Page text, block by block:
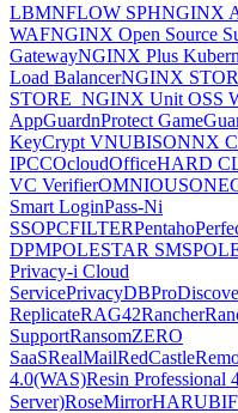
LBMNFLOW SPHNGINX
WAFNGINX Open Source
GatewayNGINX Plus
Load BalancerNGINX
STORE_NGINX Unit OSS
AppGuardnProtect
KeyCrypt VNUBISONNX
IPCCOcloudOfficeHARD
VC VerifierOMNIOUS
Smart LoginPass-Ni
SSOPCFILTERPentaho
DPMPOLESTAR SMS
Privacy-i Cloud
ServicePrivacyDB
ReplicateRAG42Rancher
SupportRansomZERO
SaaSRealMailRedCastle
4.0(WAS)Resin Professional
Server)RoseMirrorHA